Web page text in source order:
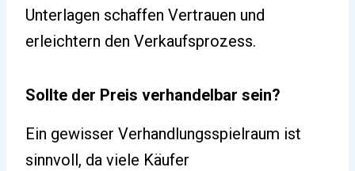
Unterlagen schaffen Vertrauen und
erleichtern den Verkaufsprozess.
Sollte der Preis verhandelbar sein?
Ein gewisser Verhandlungsspielraum ist
sinnvoll, da viele Käufer